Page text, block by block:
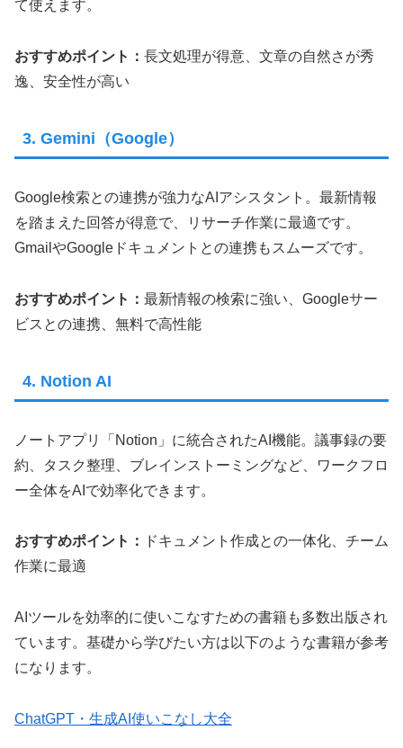
て使えます。
おすすめポイント： 長文処理が得意、文章の自然さが秀
逸、安全性が高い
3. Gemini（Google）
Google検索との連携が強力なAIアシスタント。最新情報
を踏まえた回答が得意で、リサーチ作業に最適です。
GmailやGoogleドキュメントとの連携もスムーズです。
おすすめポイント： 最新情報の検索に強い、Googleサー
ビスとの連携、無料で高性能
4. Notion AI
ノートアプリ「Notion」に統合されたAI機能。議事録の要
約、タスク整理、ブレインストーミングなど、ワークフロ
ー全体をAIで効率化できます。
おすすめポイント：
ドキュメント作成との一体化、チーム
作業に最適
AIツールを効率的に使いこなすための書籍も多数出版され
ています。基礎から学びたい方は以下のような書籍が参考
になります。
ChatGPT・生成AI使いこなし大全